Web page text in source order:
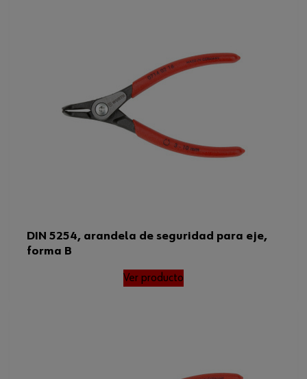
DIN 5254, arandela de seguridad para eje,
forma B
Ver producto